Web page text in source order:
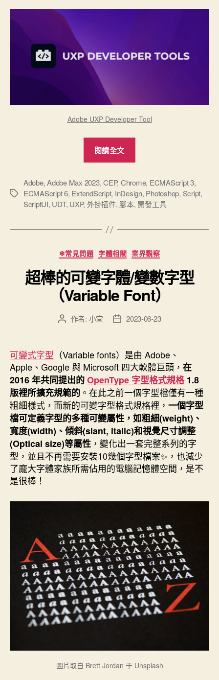
出？”
Adobe UXP Developer Tool
閱讀全文
開
發
平
標
Adobe,Adobe Max 2023,CEP, Chrome, ECMAScript 3,
ECMAScript 6, ExtendScript, InDesign, Photoshop, Script,
ScriptUI, UDT, UXP, 外掛插件, 腳本, 開發工具
分
類
❄常見問題 字體相關 業界觀察
超棒的可變字體/變數字型
（Variable Font）
文
者
作者: 小宜
文
佈
日
期
2023-06-23
可變式字型 （Variable fonts）是由 Adobe、
Apple、Google 與 Microsoft 四大軟體巨頭， 在
2016 年共同提出的OpenType 字型格式規格1.8
版裡所擴充規範的 。在此之前一個字型檔僅有一種
粗細樣式，而新的可變字型格式規格裡， 一個字型
檔可定義字型的多種可變屬性，如粗細(weight)、
寬度(width)、傾斜(slant, italic)和視覺尺寸調整
(Optical size)等屬性 ，變化出一套完整系列的字
型，並且不再需要安裝10幾個字型檔案✨，也減少
了龐大字體家族所需佔用的電腦記憶體空間，是不
是很棒！
圖片取自 Brett Jordan 于 Unsplash